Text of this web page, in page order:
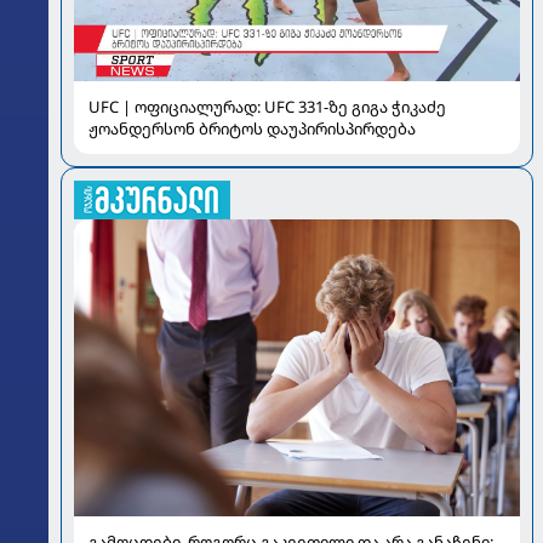
UFC | ოფიციალურად: UFC 331-ზე გიგა ჭიკაძე
ჟოანდერსონ ბრიტოს დაუპირისპირდება